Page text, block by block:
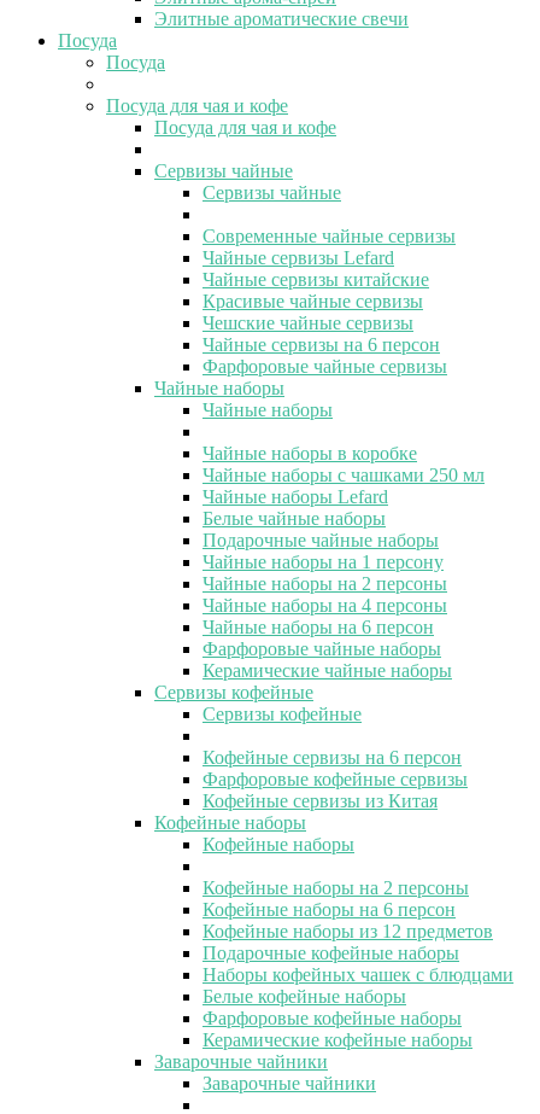
Элитные ароматические свечи
Посуда
Посуда
Посуда для чая и кофе
Посуда для чая и кофе
Сервизы чайные
Сервизы чайные
Современные чайные сервизы
Чайные сервизы Lefard
Чайные сервизы китайские
Красивые чайные сервизы
Чешские чайные сервизы
Чайные сервизы на 6 персон
Фарфоровые чайные сервизы
Чайные наборы
Чайные наборы
Чайные наборы в коробке
Чайные наборы с чашками 250 мл
Чайные наборы Lefard
Белые чайные наборы
Подарочные чайные наборы
Чайные наборы на 1 персону
Чайные наборы на 2 персоны
Чайные наборы на 4 персоны
Чайные наборы на 6 персон
Фарфоровые чайные наборы
Керамические чайные наборы
Сервизы кофейные
Сервизы кофейные
Кофейные сервизы на 6 персон
Фарфоровые кофейные сервизы
Кофейные сервизы из Китая
Кофейные наборы
Кофейные наборы
Кофейные наборы на 2 персоны
Кофейные наборы на 6 персон
Кофейные наборы из 12 предметов
Подарочные кофейные наборы
Наборы кофейных чашек с блюдцами
Белые кофейные наборы
Фарфоровые кофейные наборы
Керамические кофейные наборы
Заварочные чайники
Заварочные чайники